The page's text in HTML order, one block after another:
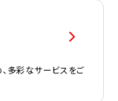
多彩なサービスをご